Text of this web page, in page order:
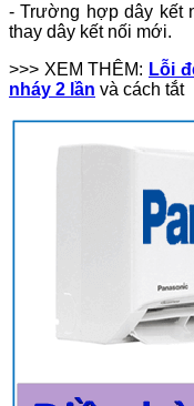
- Trường hợp dây kết
thay dây kết nối mới.
>>> XEM THÊM: Lỗi
nháy 2 lần và cách tắt